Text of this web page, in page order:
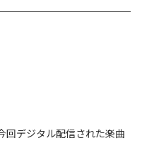
回デジタル配信された楽曲